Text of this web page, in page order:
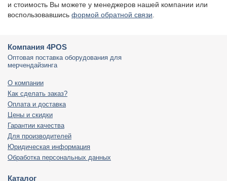
и стоимость Вы можете у менеджеров нашей компании или
воспользовавшись формой обратной связи
Компания 4POS
Оптовая поставка оборудования для
мерчендайзинга
О компании
Как сделать заказ?
Оплата и доставка
Цены и скидки
Гарантии качества
Для производителей
Юридическая информация
Обработка персональных данных
Каталог